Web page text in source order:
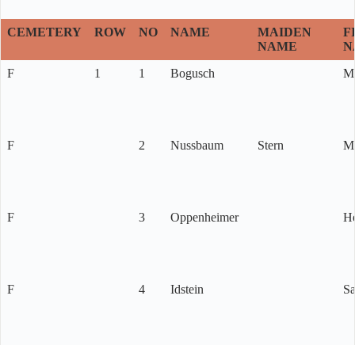
CEMETERY ROW NO NAME
MAIDEN
NAME
F
1 1 Bogusch
F 2 Nussbaum Stern
F 3 Oppenheimer
F 4 Idstein